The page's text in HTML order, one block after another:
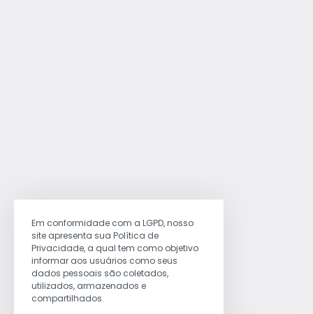
Em conformidade com a LGPD, nosso
site apresenta sua Política de
Privacidade, a qual tem como objetivo
informar aos usuários como seus
dados pessoais são coletados,
utilizados, armazenados e
compartilhados.